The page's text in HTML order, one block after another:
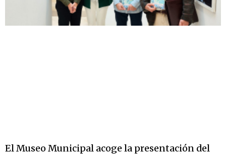
El Museo Municipal acoge la presentación del